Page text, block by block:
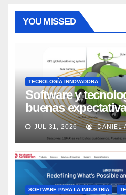
YOU MISSED
TECNOLOGÍA INNOVADORA
Software y
buenas
los próximos 2
Market Watch
JUL 31, 2026 DANIEL
SOFTWARE PARA LA INDUSTRIA